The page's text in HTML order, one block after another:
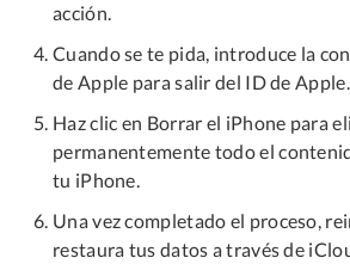
acción.
Cuando se te pida, introduce la
de Apple para salir del ID de Apple.
Haz clic en Borrar el iPhone para
permanentemente todo el
tu iPhone.
Una vez completado el proceso,
restaura tus datos a través de